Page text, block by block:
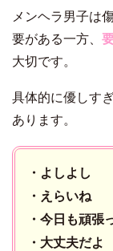
メンヘラ男子は
要がある一方、
大切です。
具体的に優しす
あります。
・よしよし
・えらいね
・今日も頑張
・大丈夫だよ